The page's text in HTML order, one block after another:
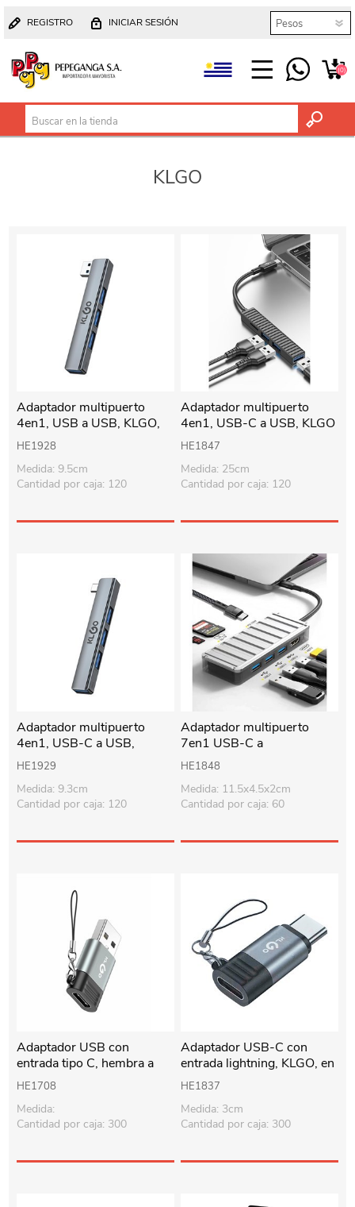
REGISTRO INICIAR SESIÓN
(0)
KLGO
Adaptador multipuerto
4en1, USB a USB, KLGO,
en caja
HE1928
Medida: 9.5cm
Cantidad por caja: 120
Adaptador multipuerto
4en1, USB-C a USB, KLGO
en caja
HE1847
Medida: 25cm
Cantidad por caja: 120
Adaptador multipuerto
4en1, USB-C a USB,
KLGO, en caja
HE1929
Medida: 9.3cm
Cantidad por caja: 120
Adaptador multipuerto
7en1 USB-C a
USB/HDMI/SD, KLGO en
caja
HE1848
Medida: 11.5x4.5x2cm
Cantidad por caja: 60
Adaptador USB con
entrada tipo C, hembra a
macho, KLGO en caja
HE1708
Medida:
Cantidad por caja: 300
Adaptador USB-C con
entrada lightning, KLGO, en
caja
HE1837
Medida: 3cm
Cantidad por caja: 300